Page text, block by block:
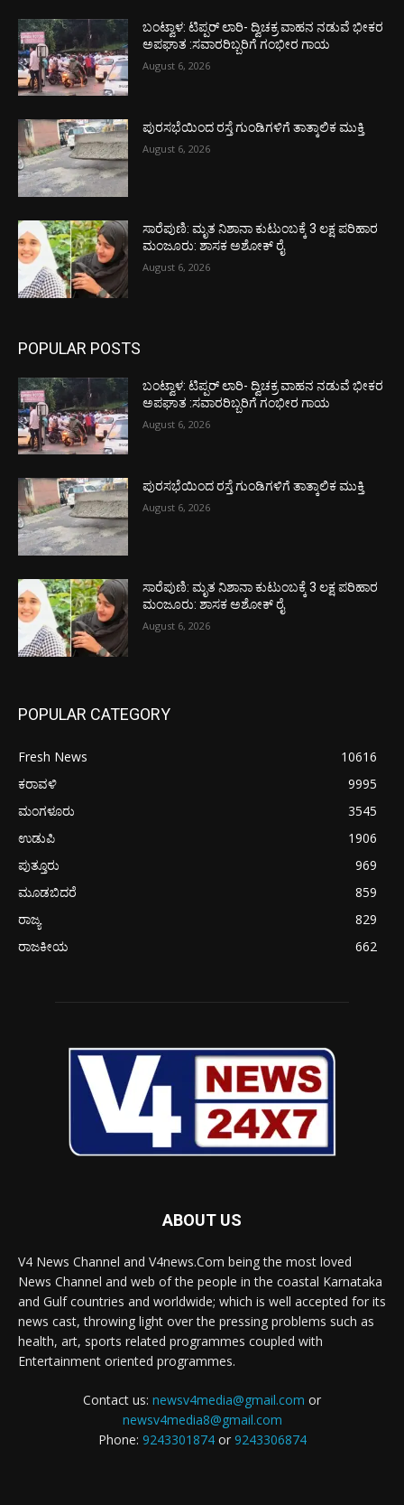
ಬಂಟ್ವಾಳ: ಟಿಪ್ಪರ್ ಲಾರಿ- ದ್ವಿಚಕ್ರ ವಾಹನ ನಡುವೆ ಭೀಕರ
ಅಪಘಾತ :ಸವಾರರಿಬ್ಬರಿಗೆ ಗಂಭೀರ ಗಾಯ
August 6, 2026
ಪುರಸಭೆಯಿಂದ ರಸ್ತೆ ಗುಂಡಿಗಳಿಗೆ ತಾತ್ಕಾಲಿಕ ಮುಕ್ತಿ
August 6, 2026
ಸಾರೆಪುಣಿ: ಮೃತ ನಿಶಾನಾ ಕುಟುಂಬಕ್ಕೆ 3 ಲಕ್ಷ ಪರಿಹಾರ
ಮಂಜೂರು: ಶಾಸಕ ಅಶೋಕ್ ರೈ
August 6, 2026
POPULAR POSTS
ಬಂಟ್ವಾಳ: ಟಿಪ್ಪರ್ ಲಾರಿ- ದ್ವಿಚಕ್ರ ವಾಹನ ನಡುವೆ ಭೀಕರ
ಅಪಘಾತ :ಸವಾರರಿಬ್ಬರಿಗೆ ಗಂಭೀರ ಗಾಯ
August 6, 2026
ಪುರಸಭೆಯಿಂದ ರಸ್ತೆ ಗುಂಡಿಗಳಿಗೆ ತಾತ್ಕಾಲಿಕ ಮುಕ್ತಿ
August 6, 2026
ಸಾರೆಪುಣಿ: ಮೃತ ನಿಶಾನಾ ಕುಟುಂಬಕ್ಕೆ 3 ಲಕ್ಷ ಪರಿಹಾರ
ಮಂಜೂರು: ಶಾಸಕ ಅಶೋಕ್ ರೈ
August 6, 2026
POPULAR CATEGORY
Fresh News
10616
ಕರಾವಳಿ
9995
ಮಂಗಳೂರು
3545
ಉಡುಪಿ
1906
ಪುತ್ತೂರು
969
ಮೂಡಬಿದರೆ
859
ರಾಜ್ಯ
829
ರಾಜಕೀಯ
662
ABOUT US
V4 News Channel and V4news.Com being the most loved
News Channel and web of the people in the coastal Karnataka
and Gulf countries and worldwide; which is well accepted for its
news cast, throwing light over the pressing problems such as
health, art, sports related programmes coupled with
Entertainment oriented programmes.
Contact us: newsv4media@gmail.com or
newsv4media8@gmail.com
Phone: 9243301874or 9243306874